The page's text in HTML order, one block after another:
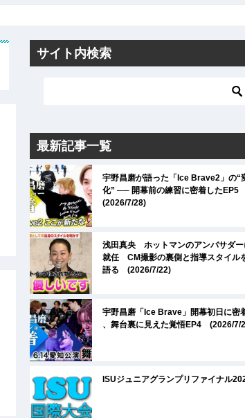
サイト内検索
最新記事一覧
宇野昌磨が語った「Ice Brave2」の“
化” ── 開幕前の練習に密着したEP5
(2026/7/28)
浅田真央 ホットマンのアンバサダー
就任 CM撮影の裏側と指導スタイル
語る (2026/7/22)
宇野昌磨「Ice Brave」開幕初日に密
、舞台裏に見えた覚悟EP4 (2026/7/
ISUジュニアグランプリファイナル